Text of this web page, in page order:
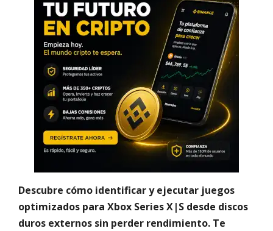
Descubre cómo identificar y ejecutar juegos
optimizados para Xbox Series X|S desde discos
duros externos sin perder rendimiento. Te